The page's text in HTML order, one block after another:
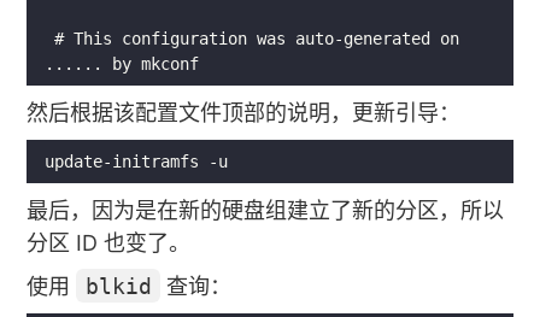
...... by mkconf
然后根据该配置文件顶部的说明，更新引导：
update-initramfs -u
最后，因为是在新的硬盘组建立了新的分区，所以
分区 ID 也变了。
使用
blkid 查询：